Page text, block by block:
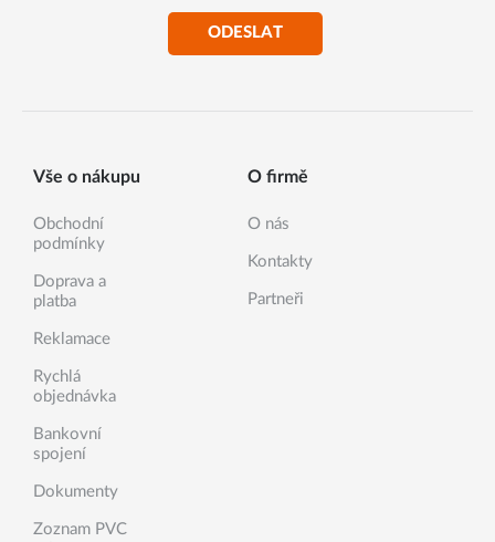
ODESLAT
Vše o nákupu
Obchodní
podmínky
Doprava a
platba
Reklamace
Rychlá
objednávka
Bankovní
spojení
Dokumenty
Zoznam PVC
O firmě
O nás
Kontakty
Partneři